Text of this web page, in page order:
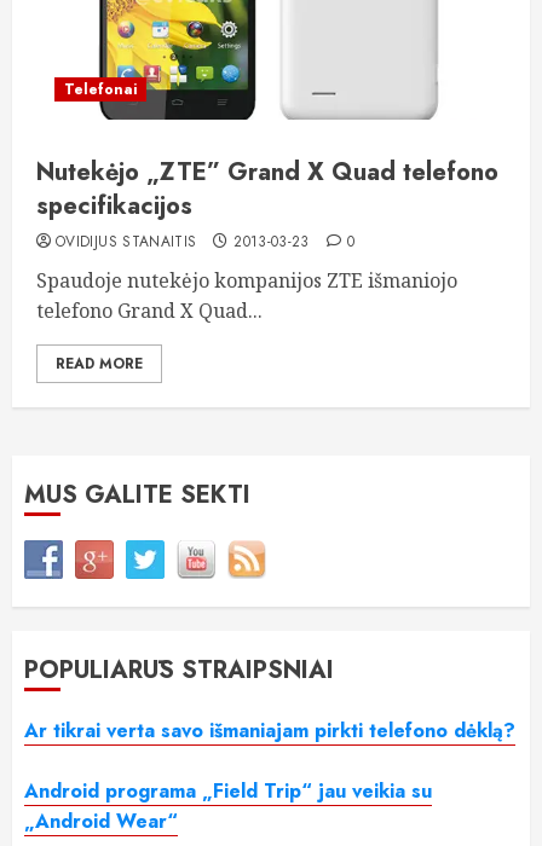
Telefonai
Nutekėjo „ZTE” Grand X Quad telefono
specifikacijos
OVIDIJUS STANAITIS 2013-03-23 0
Spaudoje nutekėjo kompanijos ZTE išmaniojo
telefono Grand X Quad...
READ MORE
MUS GALITE SEKTI
POPULIARŪS STRAIPSNIAI
Ar tikrai verta savo išmaniajam pirkti telefono dėklą?
Android programa „Field Trip“ jau veikia su
„Android Wear“